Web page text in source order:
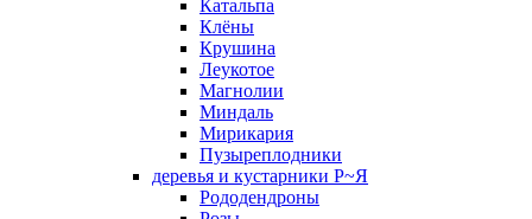
Катальпа
Клёны
Крушина
Леукотое
Магнолии
Миндаль
Мирикария
Пузыреплодники
деревья и кустарники Р~Я
Рододендроны